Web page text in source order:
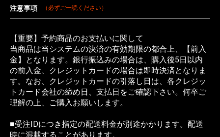
注意事項 （必ずご一読ください）
【重要】予約商品のお支払いに関して
当商品は当システムの決済の有効期限の都合上、【前入
金】となります。銀行振込みの場合は、購入後5日以内
の前入金、クレジットカードの場合は即時決済となりま
す。なお、クレジットカードの引落し日は、各クレジッ
トカード会社の締め日、支払日をご確認下さい。何卒ご
理解の上、ご購入お願いします。
■受注IDにつき指定の配送料金が別途かかります。配送
時に混載することがあります。